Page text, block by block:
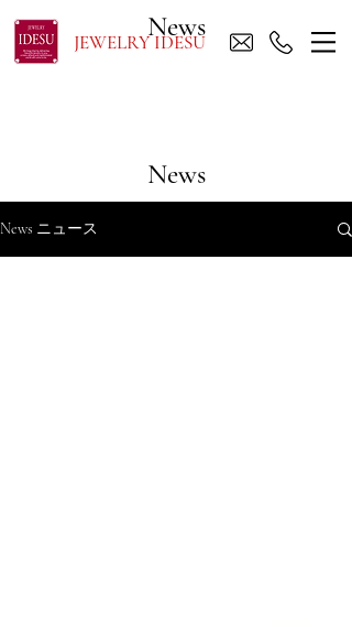
JEWELRY IDESU
News
News
News ニュース